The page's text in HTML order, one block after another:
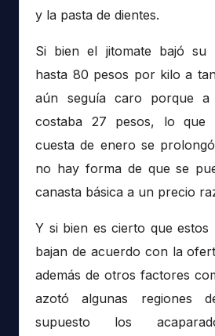
y la pasta de dientes.
Si bien el jitomate bajó
hasta 80 pesos por kilo a
aún seguía caro porque a
costaba 27 pesos, lo que
cuesta de enero se
no hay forma de que se
canasta básica a un precio
Y si bien es cierto que
bajan de acuerdo con la
además de otros factores
azotó algunas regiones
supuesto los